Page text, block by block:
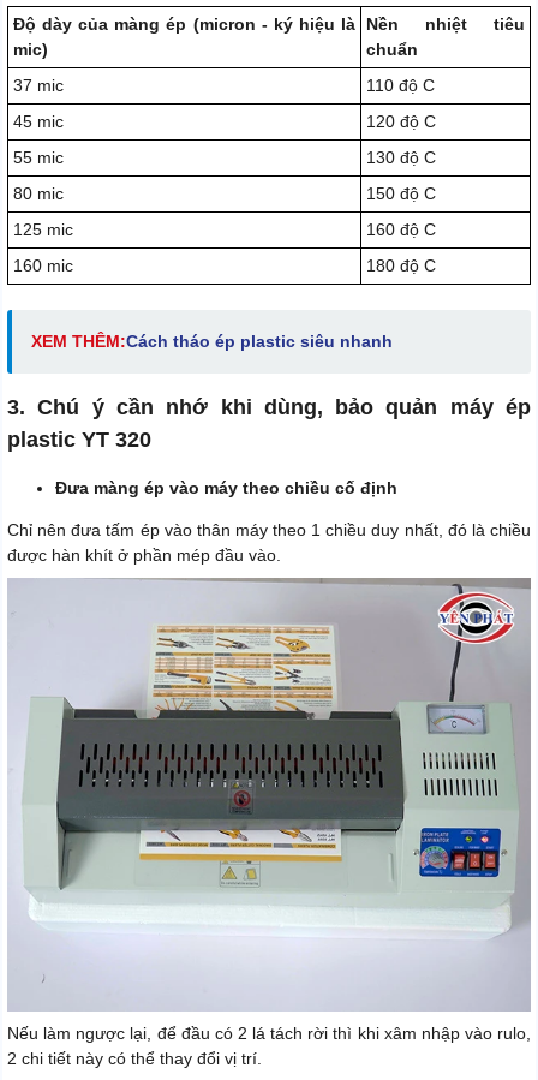
Độ dày của màng ép (micron - ký hiệu là
mic)
Nền nhiệt tiêu
chuẩn
37 mic
110 độ C
45 mic
120 độ C
55 mic
130 độ C
80 mic
150 độ C
125 mic
160 độ C
160 mic
180 độ C
XEM THÊM:Cách tháo ép plastic siêu nhanh
3. Chú ý cần nhớ khi dùng, bảo quản máy ép
plastic YT 320
Đưa màng ép vào máy theo chiều cố định
Chỉ nên đưa tấm ép vào thân máy theo 1 chiều duy nhất, đó là chiều
được hàn khít ở phần mép đầu vào.
Nếu làm ngược lại, để đầu có 2 lá tách rời thì khi xâm nhập vào rulo,
2 chi tiết này có thể thay đổi vị trí.